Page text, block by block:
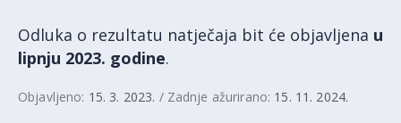
Odluka o rezultatu natječaja bit će objavljena u
lipnju 2023. godine.
Objavljeno: 15. 3. 2023. / Zadnje ažurirano: 15. 11. 2024.